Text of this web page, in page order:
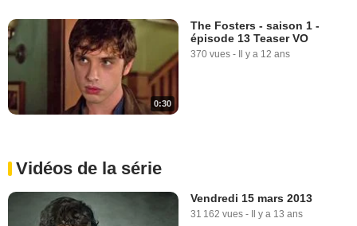
0:30
The Fosters - saison 1 -
épisode 13 Teaser VO
370 vues - Il y a 12 ans
Vidéos de la série
Vendredi 15 mars 2013
31 162 vues - Il y a 13 ans